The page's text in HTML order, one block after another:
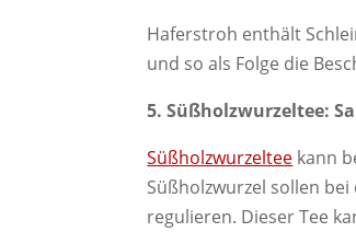
Haferstroh enthält
und so als Folge die
5. Süßholzwurzeltee:
Süßholzwurzeltee kann
Süßholzwurzel sollen
regulieren. Dieser Tee